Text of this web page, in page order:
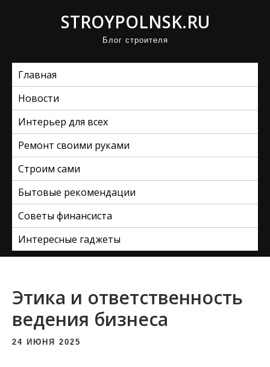
STROYPOLNSK.RU
Блог строителя
Главная
Новости
Интерьер для всех
Ремонт своими руками
Строим сами
Бытовые рекомендации
Советы финансиста
Интересные гаджеты
Этика и ответственность
ведения бизнеса
24 ИЮНЯ 2025